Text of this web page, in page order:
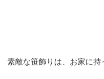
素敵な笹飾りは、お家に